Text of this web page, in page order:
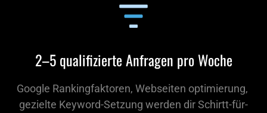
2–5 qualifizierte Anfragen pro Woche
Google Rankingfaktoren, Webseiten optimierung,
gezielte Keyword-Setzung werden dir Schirtt-für-